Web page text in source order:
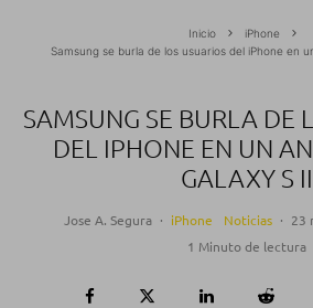
Inicio
iPhone
Samsung se burla de los usuarios del iPhone en
SAMSUNG SE BURLA DE
DEL IPHONE EN UN
GALAXY S II
Jose A. Segura · iPhone Noticias · 23
1 Minuto de lectura